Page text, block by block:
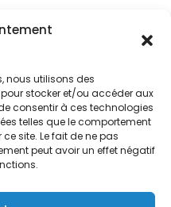
nous utilisons des
stocker et/ou accéder aux
consentir à ces technologies
telles que le comportement
site. Le fait de ne pas
peut avoir un effet négatif
2703
municipales